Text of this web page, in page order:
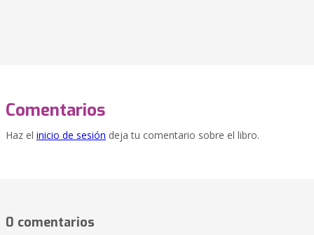
Comentarios
Haz el inicio de sesión deja tu comentario sobre el libro.
0 comentarios